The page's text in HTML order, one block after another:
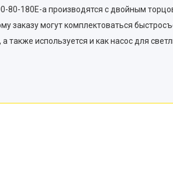
180Е-а производятся с двойным
заказу могут комплектоваться
используется и как насос для